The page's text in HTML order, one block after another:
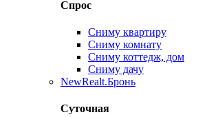
Спрос
Сниму квартиру
Сниму комнату
Сниму коттедж, дом
Сниму дачу
NewRealt.Бронь
Суточная